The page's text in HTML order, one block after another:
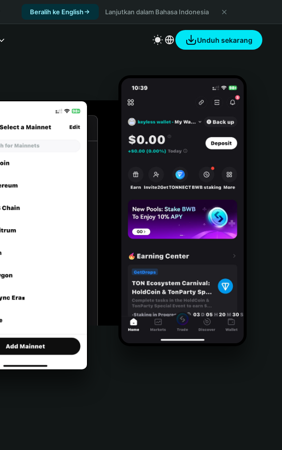
Beralih ke English Lanjutkan dalam Bahasa Indonesia
Unduh sekarang